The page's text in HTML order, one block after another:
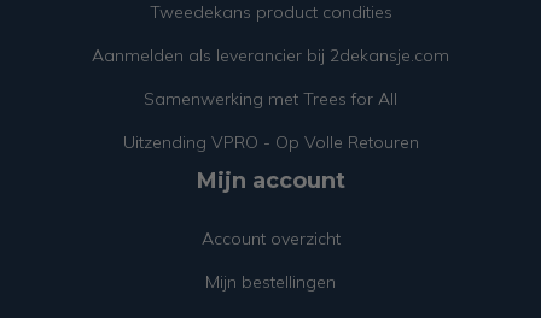
Tweedekans product condities
Aanmelden als leverancier bij 2dekansje.com
Samenwerking met Trees for All
Uitzending VPRO - Op Volle Retouren
Mijn account
Account overzicht
Mijn bestellingen